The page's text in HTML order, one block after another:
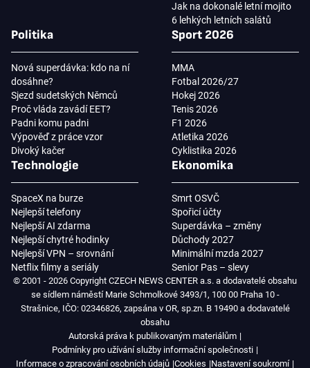
Jak na dokonalé letní mojito
6 lehkých letních salátů
Politika
Nová superdávka: kdo na ní
dosáhne?
Sjezd sudetských Němců
Proč vláda zavádí EET?
Padni komu padni
Výpověď z práce vzor
Divoký kačer
Sport 2026
MMA
Fotbal 2026/27
Hokej 2026
Tenis 2026
F1 2026
Atletika 2026
Cyklistika 2026
Technologie
SpaceX na burze
Nejlepší telefony
Nejlepší AI zdarma
Nejlepší chytré hodinky
Nejlepší VPN – srovnání
Netflix filmy a seriály
Ekonomika
Smrt OSVČ
Spořicí účty
Superdávka – změny
Důchody 2027
Minimální mzda 2027
Senior Pas – slevy
© 2001 - 2026 Copyright CZECH NEWS CENTER a.s. a dodavatelé obsahu
se sídlem náměstí Marie Schmolkové 3493/1, 100 00 Praha 10 -
Strašnice, IČO: 02346826, zapsána v OR, sp.zn. B 19490 a dodavatelé
obsahu
Autorská práva k publikovaným materiálům
Podmínky pro užívání služby informační společnosti
Informace o zpracování osobních údajů Cookies Nastavení soukromí